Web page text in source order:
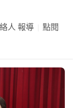
人 報導
點閱